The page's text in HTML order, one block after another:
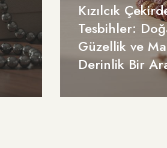
Kızılcık
Tesbihler:
Güzellik ve
Derinlik Bir